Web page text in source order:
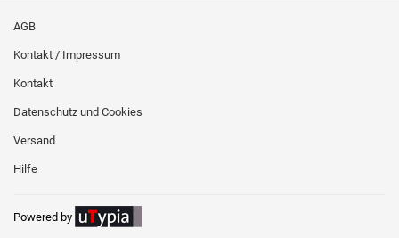
AGB
Kontakt / Impressum
Kontakt
Datenschutz und Cookies
Versand
Hilfe
Powered by